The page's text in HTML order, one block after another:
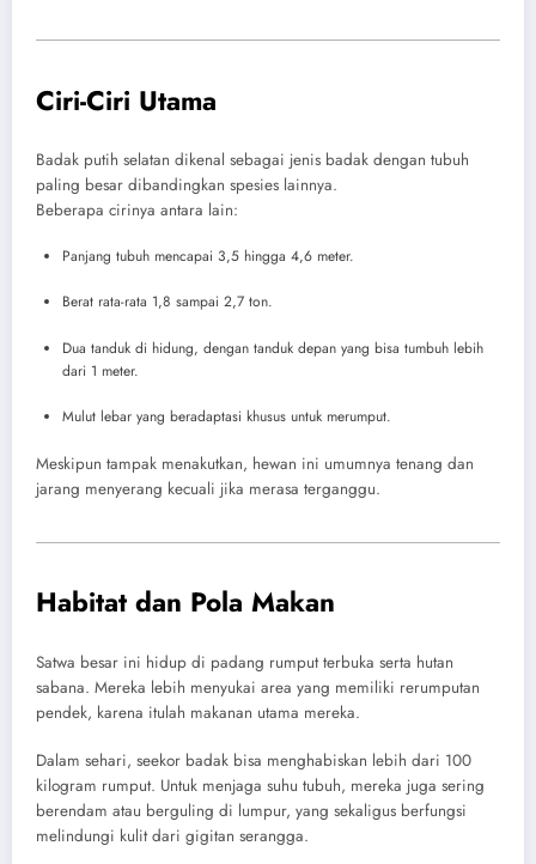
Ciri-Ciri Utama
Badak putih selatan dikenal sebagai jenis badak dengan tubuh
paling besar dibandingkan spesies lainnya.
Beberapa cirinya antara lain:
Panjang tubuh mencapai 3,5 hingga 4,6 meter.
Berat rata-rata 1,8 sampai 2,7 ton.
Dua tanduk di hidung, dengan tanduk depan yang bisa tumbuh lebih
dari 1 meter.
Mulut lebar yang beradaptasi khusus untuk merumput.
Meskipun tampak menakutkan, hewan ini umumnya tenang dan
jarang menyerang kecuali jika merasa terganggu.
Habitat dan Pola Makan
Satwa besar ini hidup di padang rumput terbuka serta hutan
sabana. Mereka lebih menyukai area yang memiliki rerumputan
pendek, karena itulah makanan utama mereka.
Dalam sehari, seekor badak bisa menghabiskan lebih dari 100
kilogram rumput. Untuk menjaga suhu tubuh, mereka juga sering
berendam atau berguling di lumpur, yang sekaligus berfungsi
melindungi kulit dari gigitan serangga.